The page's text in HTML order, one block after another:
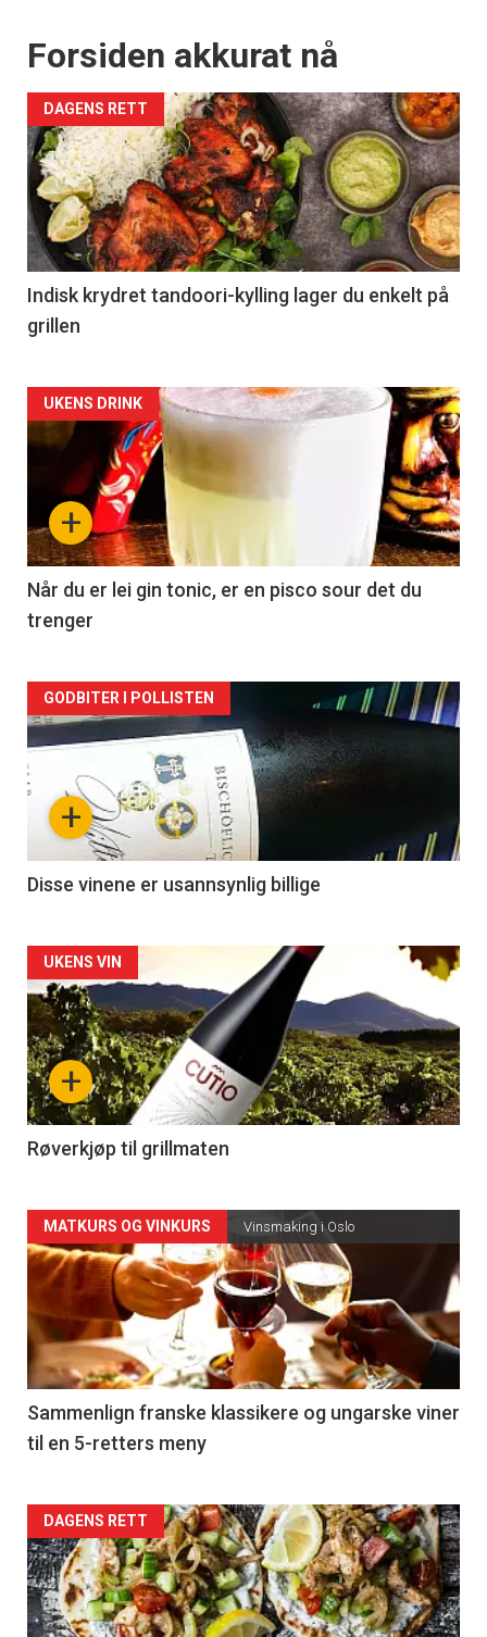
Forsiden akkurat nå
DAGENS RETT
Indisk krydret tandoori-kylling lager du enkelt på
grillen
Forsiden
akkurat
nå
-
2
+
UKENS DRINK
Når du er lei gin tonic, er en pisco sour det du
trenger
Forsiden
akkurat
nå
3
+
GODBITER I POLLISTEN
Disse vinene er usannsynlig billige
Forsiden
akkurat
nå
-
4
+
UKENS VIN
Røverkjøp til grillmaten
Forsiden
akkurat
nå
-
5
MATKURS OG VINKURS Vinsmaking i Oslo
Sammenlign franske klassikere og ungarske viner
til en 5-retters meny
Forsiden
akkurat
nå
DAGENS RETT